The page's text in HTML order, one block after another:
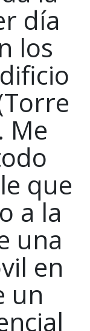
día
los
Me
que
a la
una
en
un